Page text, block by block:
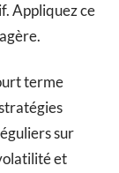
Appliquez ce
terme
sur
et